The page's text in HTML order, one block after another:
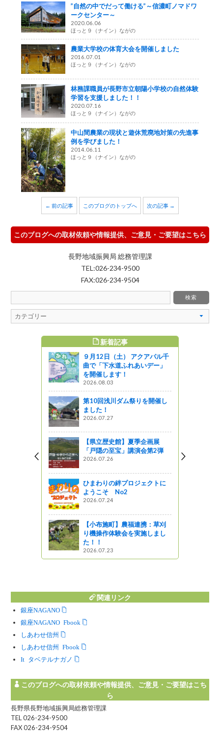
”自然の中でだって働ける”～信濃町ノマドワ
ークセンター～
2020.06.06
ほっと９（ナイン）ながの
農業大学校の体育大会を開催しました
2016.07.01
ほっと９（ナイン）ながの
林務課職員が長野市立朝陽小学校の自然体験
学習を支援しました！！
2020.07.16
ほっと９（ナイン）ながの
中山間農業の現状と遊休荒廃地対策の先進事
例を学びました！
2014.06.11
ほっと９（ナイン）ながの
← 前の記事 このブログのトップへ 次の記事 →
このブログへの取材依頼や情報提供、ご意見・ご要望はこちら
長野地域振興局 総務管理課
TEL:026-234-9500
FAX:026-234-9504
新着記事
９月12日（土） アクアパル千
曲で「下水道ふれあいデー」
を開催します！
2026.08.03
第10回浅川ダム祭りを開催し
ました！
2026.07.27
【県立歴史館】夏季企画展
「戸隠の至宝」講演会第2弾
2026.07.26
ひまわりの絆プロジェクトに
ようこそ No2
2026.07.24
【小布施町】農福連携：草刈
り機操作体験会を実施しまし
た！！
2026.07.23
関連リンク
銀座NAGANO
銀座NAGANO Facebook
しあわせ信州
しあわせ信州 Facebook
Instagram タベテルナガノ
このブログへの取材依頼や情報提供、ご意見・ご要望はこち
ら
長野県長野地域振興局総務管理課
TEL 026-234-9500
FAX 026-234-9504